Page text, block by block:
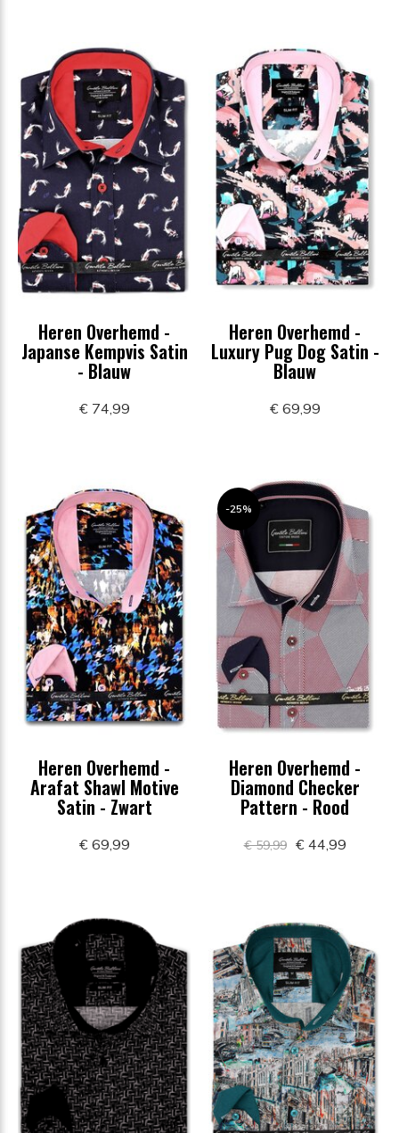
Heren Overhemd -
Japanse Kempvis Satin
- Blauw
€ 74,99
Heren Overhemd -
Luxury Pug Dog Satin -
Blauw
€ 69,99
Heren Overhemd -
Arafat Shawl Motive
Satin - Zwart
€ 69,99
-25%
Heren Overhemd -
Diamond Checker
Pattern - Rood
€ 59,99 € 44,99